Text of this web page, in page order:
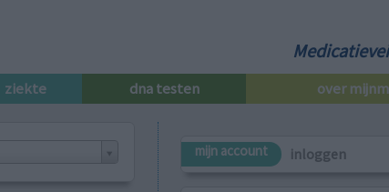
ziekte dna testen over
mijn account inloggen